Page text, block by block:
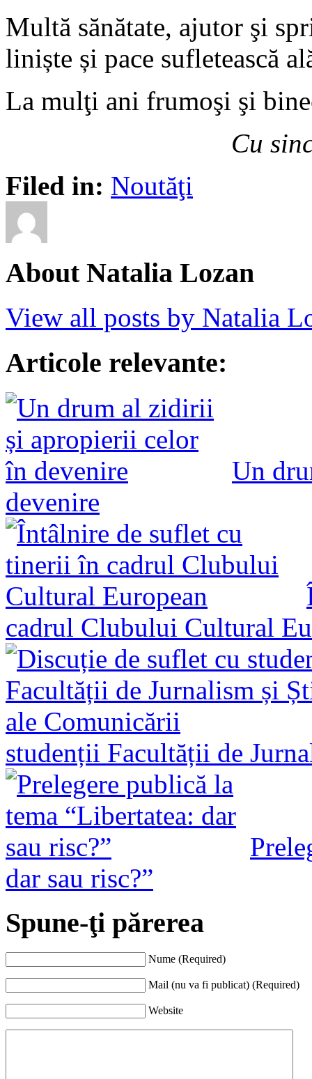
Multă sănătate, ajutor şi
liniște și pace sufletească
La mulţi ani frumoşi şi
Cu
Filed in: Noutăţi
About Natalia Lozan
View all posts by Natalia
Articole relevante:
Un
devenire
cadrul Clubului Cultural
studenții Facultății de
dar sau risc?”
Spune-ţi părerea
Nume (Required)
Mail (nu va fi publicat) (Required)
Website